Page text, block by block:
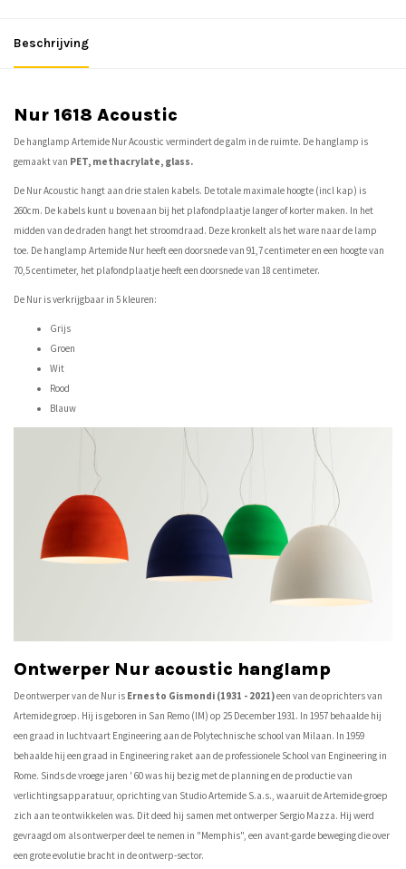
Beschrijving
Nur 1618 Acoustic
De hanglamp Artemide Nur Acoustic vermindert de galm in de ruimte. De hanglamp is
gemaakt van PET, methacrylate, glass.
De Nur Acoustic hangt aan drie stalen kabels. De totale maximale hoogte (incl kap) is
260cm. De kabels kunt u bovenaan bij het plafondplaatje langer of korter maken. In het
midden van de draden hangt het stroomdraad. Deze kronkelt als het ware naar de lamp
toe. De hanglamp Artemide Nur heeft een doorsnede van 91,7 centimeter en een hoogte van
70,5 centimeter, het plafondplaatje heeft een doorsnede van 18 centimeter.
De Nur is verkrijgbaar in 5 kleuren:
Grijs
Groen
Wit
Rood
Blauw
Ontwerper Nur acoustic hanglamp
De ontwerper van de Nur is Ernesto Gismondi (1931 - 2021)een van de oprichters van
Artemide groep. Hij is geboren in San Remo (IM) op 25 December 1931. In 1957 behaalde hij
een graad in luchtvaart Engineering aan de Polytechnische school van Milaan. In 1959
behaalde hij een graad in Engineering raket aan de professionele School van Engineering in
Rome. Sinds de vroege jaren ' 60 was hij bezig met de planning en de productie van
verlichtingsapparatuur, oprichting van Studio Artemide S.a.s., waaruit de Artemide-groep
zich aan te ontwikkelen was. Dit deed hij samen met ontwerper Sergio Mazza. Hij werd
gevraagd om als ontwerper deel te nemen in "Memphis", een avant-garde beweging die over
een grote evolutie bracht in de ontwerp-sector.